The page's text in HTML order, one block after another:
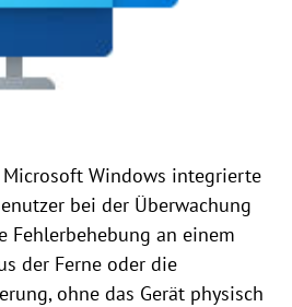
Windows integrierte
bei der Überwachung
Fehlerbehebung an einem
der Ferne oder die
ohne das Gerät physisch